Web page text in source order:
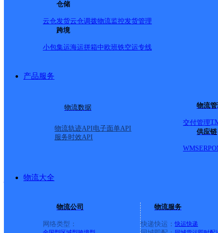
仓储
云仓发货云仓调拨物流监控发货管理
跨境
小包集运海运拼箱中欧班铁空运专线
产品服务
物流数据
物流轨迹API电子面单API
服务时效API
物流
交付管理
供应链
WMSERP
物流大全
物流公司
网络类型：
物流服务
快递快运： 快运快递
黄岩区(2)
百世快递,台州市,快递网
道锦屏大道134号
派送范围:泽国镇；城东
仙居县
百世快递 更多号码地址